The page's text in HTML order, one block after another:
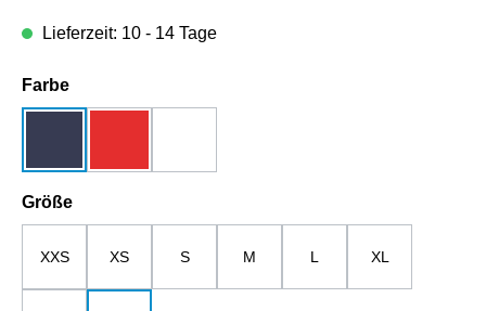
Lieferzeit: 10 - 14 Tage
Farbeauswählen
Größeauswählen
XXS XS S M L XL